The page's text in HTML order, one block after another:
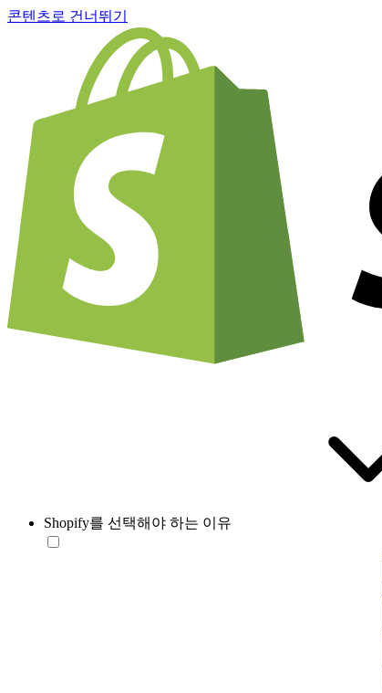
콘텐츠로 건너뛰기
Shopify를 선택해야 하는 이유